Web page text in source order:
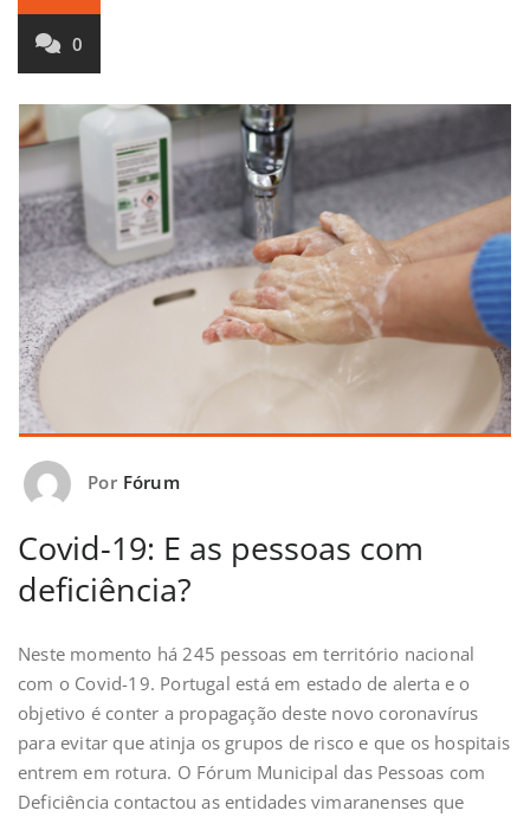
0
Por Fórum
Covid-19: E as pessoas com
deficiência?
Neste momento há 245 pessoas em território nacional
com o Covid-19. Portugal está em estado de alerta e o
objetivo é conter a propagação deste novo coronavírus
para evitar que atinja os grupos de risco e que os hospitais
entrem em rotura. O Fórum Municipal das Pessoas com
Deficiência contactou as entidades vimaranenses que